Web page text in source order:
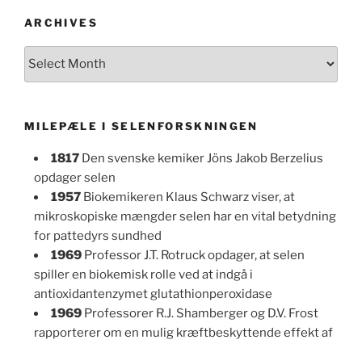
ARCHIVES
Archives
MILEPÆLE I SELENFORSKNINGEN
1817 Den svenske kemiker Jöns Jakob Berzelius
opdager selen
1957 Biokemikeren Klaus Schwarz viser, at
mikroskopiske mængder selen har en vital betydning
for pattedyrs sundhed
1969 Professor J.T. Rotruck opdager, at selen
spiller en biokemisk rolle ved at indgå i
antioxidantenzymet glutathionperoxidase
1969 Professorer R.J. Shamberger og D.V. Frost
rapporterer om en mulig kræftbeskyttende effekt af